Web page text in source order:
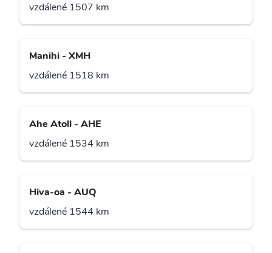
vzdálené 1507 km
Manihi - XMH
vzdálené 1518 km
Ahe Atoll - AHE
vzdálené 1534 km
Hiva-oa - AUQ
vzdálené 1544 km